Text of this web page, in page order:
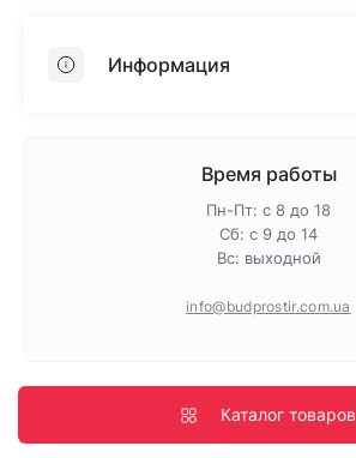
ПенопластИнформация
Политика конфиденциальности
Время работы
Пн-Пт: с 8 до 18
Сб: с 9 до 14
Вс: выходной
info@budprostir.com.ua
Каталог товаров